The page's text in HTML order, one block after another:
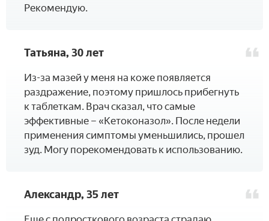
Рекомендую.
Татьяна, 30 лет
­Из-за мазей у меня на коже появляется
раздражение, поэтому пришлось прибегнуть
к таблеткам. Врач сказал, что самые
эффективные – «Кетоконазол». После недели
применения симптомы уменьшились, прошел
зуд. Могу порекомендовать к использованию.
Александр, 35 лет